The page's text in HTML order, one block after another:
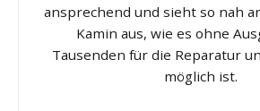
ansprechend und sieht so nah
Kamin aus, wie es ohne
Tausenden für die Reparatur
möglich ist.